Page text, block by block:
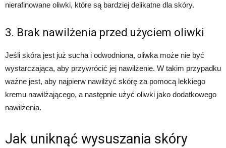
nierafinowane oliwki, które są bardziej delikatne dla skóry.
3. Brak nawilżenia przed użyciem oliwki
Jeśli skóra jest już sucha i odwodniona, oliwka może nie być
wystarczająca, aby przywrócić jej nawilżenie. W takim przypadku
ważne jest, aby najpierw nawilżyć skórę za pomocą lekkiego
kremu nawilżającego, a następnie użyć oliwki jako dodatkowego
nawilżenia.
Jak uniknąć wysuszania skóry